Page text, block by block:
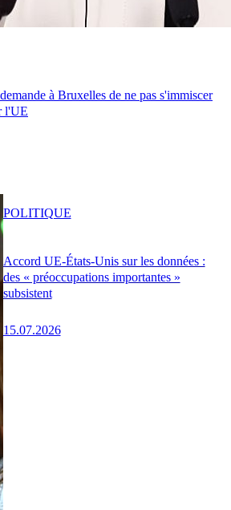
à Bruxelles de ne pas s'immiscer
l'UE
Accord UE-États-Unis sur les données :
des « préoccupations importantes »
subsistent
15.07.2026
POLITIQUE